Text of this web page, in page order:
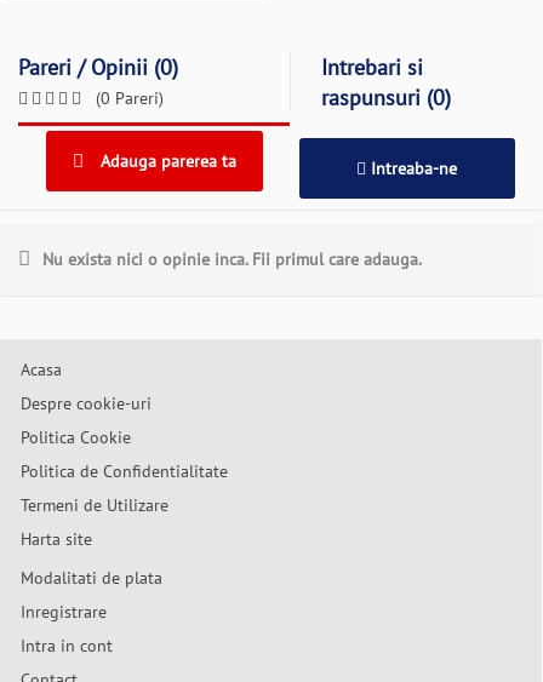
Pareri / Opinii (0)
(0 Pareri)
Intrebari si
raspunsuri (0)
Adauga parerea ta Intreaba-ne
Nu exista nici o opinie inca. Fii primul care adauga.
Acasa
Despre cookie-uri
Politica Cookie
Politica de Confidentialitate
Termeni de Utilizare
Harta site
Modalitati de plata
Inregistrare
Intra in cont